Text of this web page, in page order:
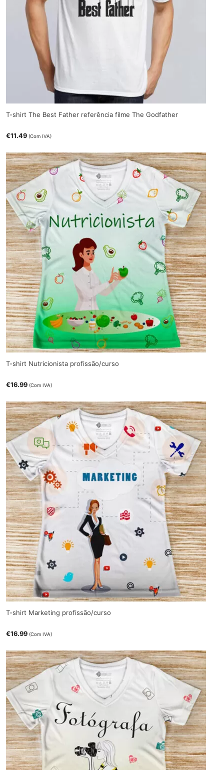
T-shirt The Best Father referência filme The Godfather
€11.49 (Com IVA)
T-shirt Nutricionista profissão/curso
€16.99 (Com IVA)
T-shirt Marketing profissão/curso
€16.99 (Com IVA)